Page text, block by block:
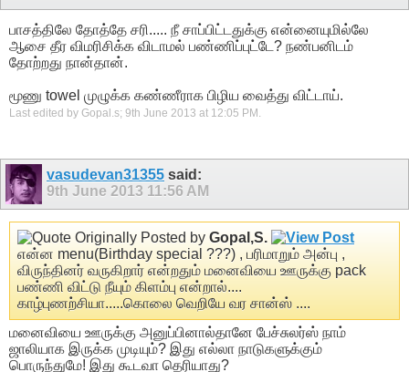
பாசத்திலே தோத்தே சரி..... நீ சாப்பிட்டதுக்கு என்னையுமில்லே
ஆசை தீர விமரிசிக்க விடாமல் பண்ணிப்புட்டே? நண்பனிடம்
தோற்றது நான்தான்.
மூணு towel முழுக்க கண்ணீராக பிழிய வைத்து விட்டாய்.
Last edited by Gopal.s; 9th June 2013 at 12:05 PM .
vasudevan31355 said:
9th June 2013 11:56 AM
Originally Posted by Gopal,S.
என்ன menu(Birthday special ???) , பரிமாறும் அன்பு ,
விருந்தினர் வருகிறார் என்றதும் மனைவியை ஊருக்கு pack
பண்ணி விட்டு நீயும் கிளம்பு என்றால்....
காழ்புணற்சியா.....கொலை வெறியே வர சான்ஸ் ....
மனைவியை ஊருக்கு அனுப்பினால்தானே பேச்சுலர்ஸ் நாம்
ஜாலியாக இருக்க முடியும்? இது எல்லா நாடுகளுக்கும்
பொருந்துமே! இது கூடவா தெரியாது?